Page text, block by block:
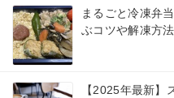
まるごと冷凍弁
ぶコツや解凍方法
【2025年最新】